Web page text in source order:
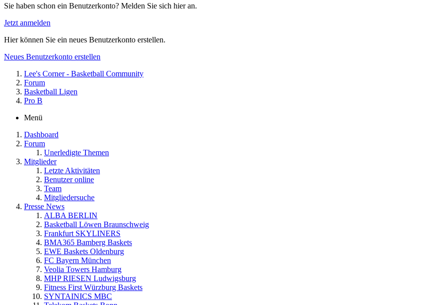
Sie haben schon ein Benutzerkonto? Melden Sie sich hier an.
Jetzt anmelden
Hier können Sie ein neues Benutzerkonto erstellen.
Neues Benutzerkonto erstellen
Lee's Corner - Basketball Community
Forum
Basketball Ligen
Pro B
Menü
Dashboard
Forum
Unerledigte Themen
Mitglieder
Letzte Aktivitäten
Benutzer online
Team
Mitgliedersuche
Presse News
ALBA BERLIN
Basketball Löwen Braunschweig
Frankfurt SKYLINERS
BMA365 Bamberg Baskets
EWE Baskets Oldenburg
FC Bayern München
Veolia Towers Hamburg
MHP RIESEN Ludwigsburg
Fitness First Würzburg Baskets
SYNTAINICS MBC